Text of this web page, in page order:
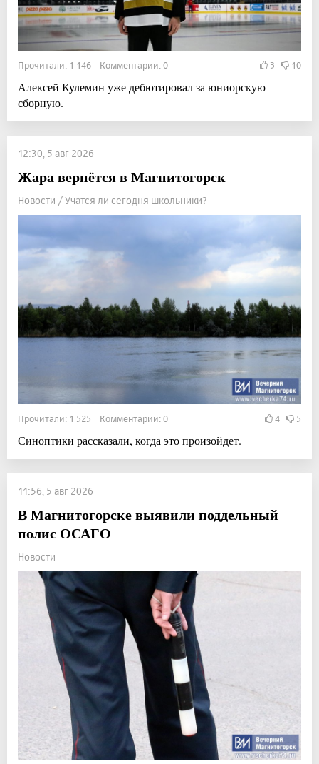
Прочитали: 1 146 Комментарии: 0 3 10
Алексей Кулемин уже дебютировал за юниорскую
сборную.
12:30, 5 авг 2026
Жара вернётся в Магнитогорск
Новости / Учатся ли сегодня школьники?
Прочитали: 1 525 Комментарии: 0 4 5
Синоптики рассказали, когда это произойдет.
11:56, 5 авг 2026
В Магнитогорске выявили поддельный
полис ОСАГО
Новости